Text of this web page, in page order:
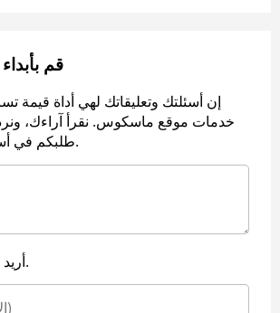
قم
إن أسئلتك وتعليقاتك لهي أداة قيمة
خدمات موقع ماسكوس. نقرأ آراءك، ونرد
طلبكم في أسرع وقت ممكن.
أريد ردًا على رأيي.